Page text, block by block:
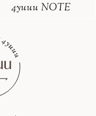
4yuuu NOTE